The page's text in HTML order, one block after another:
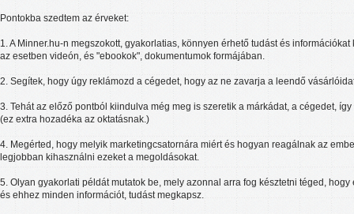
Pontokba szedtem az érveket:
1. A Minner.hu-n megszokott, gyakorlatias, könnyen érhető tudást és
az esetben videón, és "ebookok", dokumentumok formájában.
2. Segítek, hogy úgy reklámozd a cégedet, hogy az ne zavarja a leendő
3. Tehát az előző pontból kiindulva még meg is szeretik a márkádat, a cégedet,
(ez extra hozadéka az oktatásnak.)
4. Megérted, hogy melyik marketingcsatornára miért és hogyan reagálnak az
legjobban kihasználni ezeket a megoldásokat.
5. Olyan gyakorlati példát mutatok be, mely azonnal arra fog késztetni téged,
és ehhez minden információt, tudást megkapsz.